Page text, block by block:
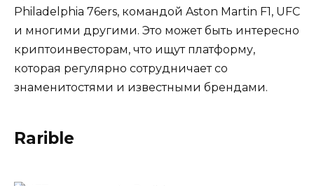
Philadelphia 76ers, командой Aston Martin F1, UFC
и многими другими. Это может быть интересно
криптоинвесторам, что ищут платформу,
которая регулярно сотрудничает со
знаменитостями и известными брендами.
Rarible